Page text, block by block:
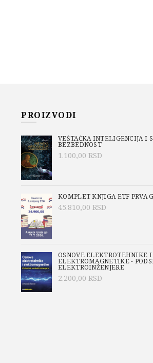
PROIZVODI
VEŠTAČKA INTELIGENCIJA I
BEZBEDNOST
1.100,00 RSD
KOMPLET KNJIGA ETF PRVA
45.810,00 RSD
OSNOVE ELEKTROTEHNIKE I
ELEKTROMAGNETIKE -
ELEKTROINŽENJERE
2.200,00 RSD